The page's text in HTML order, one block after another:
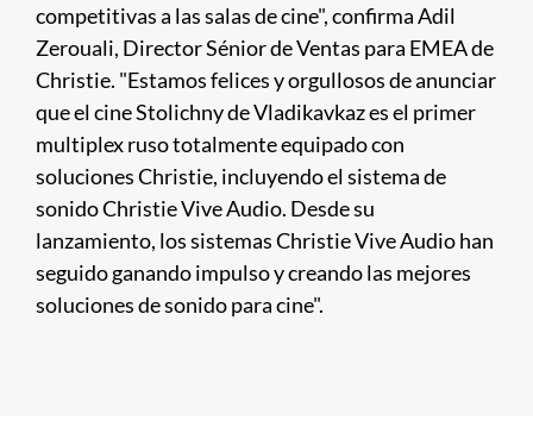
competitivas a las salas de cine", confirma Adil
Zerouali, Director Sénior de Ventas para EMEA de
Christie. "Estamos felices y orgullosos de anunciar
que el cine Stolichny de Vladikavkaz es el primer
multiplex ruso totalmente equipado con
soluciones Christie, incluyendo el sistema de
sonido Christie Vive Audio. Desde su
lanzamiento, los sistemas Christie Vive Audio han
seguido ganando impulso y creando las mejores
soluciones de sonido para cine".